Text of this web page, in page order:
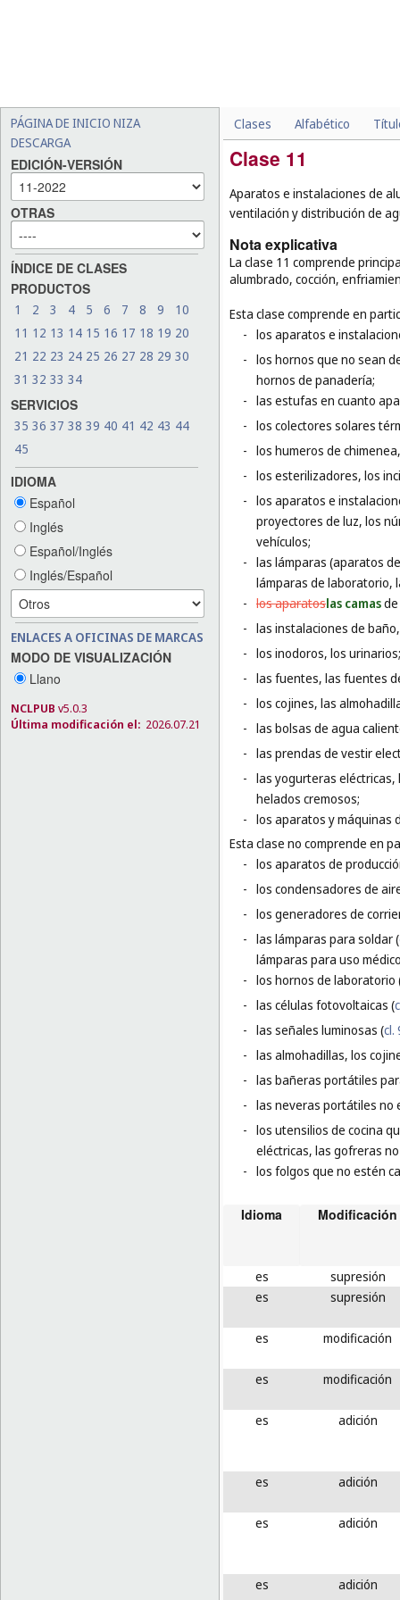
PÁGINA DE INICIO NIZA
DESCARGA
EDICIÓN-VERSIÓN
OTRAS
ÍNDICE DE CLASES
PRODUCTOS
1 2 3 4 5 6 7 8 9
10
11 12 13 14 15 16 17 18 19 20
21 22 23 24 25 26 27 28 29 30
31 32 33 34
SERVICIOS
35 36 37 38 39 40 41 42 43 44
45
IDIOMA
Español
Inglés
Español/Inglés
Inglés/Español
ENLACES A OFICINAS DE MARCAS
MODO DE VISUALIZACIÓN
Llano
NCLPUB v5.0.3
Última modificación el: 2026.07.21
Clases Alfabético
Clase 11
Aparatos e instalaciones de
ventilación y distribución de
Nota explicativa
La clase 11 comprende
alumbrado, cocción,
Esta clase comprende en
- los aparatos e
- los hornos que no sean
hornos de panadería;
- las estufas en cuanto
- los colectores solares
- los humeros de
- los esterilizadores, los
- los aparatos e
proyectores de luz, los
vehículos;
- las lámparas (aparatos
lámparas de laboratorio,
- los aparatoslas camas
- las instalaciones de
- los inodoros, los urinarios;
- las fuentes, las fuentes
- los cojines, las
- las bolsas de agua
- las prendas de vestir
- las yogurteras
helados cremosos;
- los aparatos y máquinas
Esta clase no comprende en
- los aparatos de
- los condensadores de
- los generadores de
- las lámparas para soldar (
lámparas para uso
- los hornos de laboratorio
- las células fotovoltaicas (
- las señales luminosas (cl.
- las almohadillas, los
- las bañeras portátiles
- las neveras portátiles no
- los utensilios de cocina
eléctricas, las gofreras
- los folgos que no estén
Idioma Modificación
es
supresión
es
supresión
es modificación
es modificación
es adición
es adición
es adición
es adición